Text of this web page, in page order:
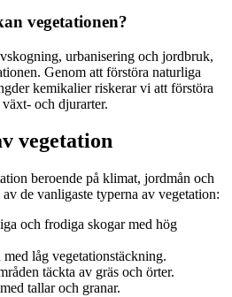
vegetationen?
urbanisering och jordbruk,
Genom att förstöra naturliga
kemikalier riskerar vi att förstöra
och djurarter.
vegetation
beroende på klimat, jordmån och
de vanligaste typerna av vegetation:
och frodiga skogar med hög
med låg vegetationstäckning.
täckta av gräs och örter.
tallar och granar.